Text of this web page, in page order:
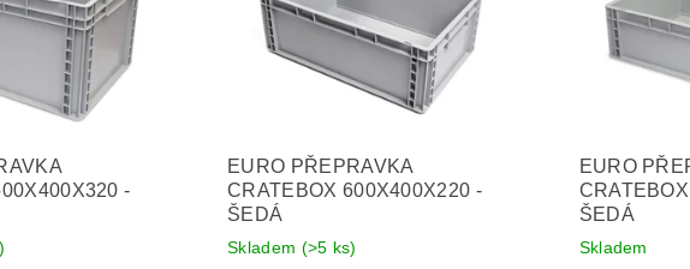
-
EURO PŘEPRAVKA
CRATEBOX 600X400X220 -
ŠEDÁ
Skladem (>5 ks)
EURO
ŠEDÁ
Skladem